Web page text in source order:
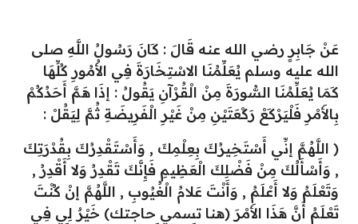
عَنْ جَابِرٍ رضي الله عنه قَالَ : كَانَ رَسُولُ اللَّهِ صلى
الله عليه وسلم يُعَلِّمُنَا الاسْتِخَارَةَ فِي الأُمُورِ كُلِّهَا
كَمَا يُعَلِّمُنَا السُّورَةَ مِنْ الْقُرْآنِ يَقُولُ : إذَا هَمَّ أَحَدُكُمْ
بِالأَمْرِ فَلْيَرْكَعْ رَكْعَتَيْنِ مِنْ غَيْرِ الْفَرِيضَةِ ثُمَّ لِيَقُلْ :
( اللَّهُمَّ إنِّي أَسْتَخِيرُكَ بِعِلْمِكَ , وَأَسْتَقْدِرُكَ بِقُدْرَتِكَ
, وَأَسْأَلُكَ مِنْ فَضْلِكَ الْعَظِيمِ فَإِنَّكَ تَقْدِرُ وَلا أَقْدِرُ ,
وَتَعْلَمُ وَلا أَعْلَمُ , وَأَنْتَ عَلامُ الْغُيُوبِ , اللَّهُمَّ إنْ كُنْتَ
تَعْلَمُ أَنَّ هَذَا الأَمْرَ (هنا تسمي حاجتك) خَيْرٌ لِي فِي